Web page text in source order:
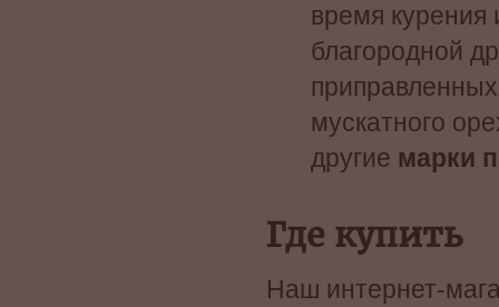
время курения
благородной
мускатного
другие марки
Где купить
Наш интернет-